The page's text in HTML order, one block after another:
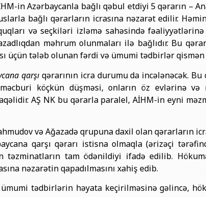
in Azərbaycanla bağlı qəbul etdiyi 5 qərarın –
bağlı qərarların icrasına nəzarət edilir.
və seçkiləri izləmə sahəsində
məhrum olunmaları ilə bağlıdır. Bu
üçün tələb olunan fərdi və ümumi tədbirlər
qarşıqərarının icra durumu da incələnəcək.
köçkün düşməsi, onların öz evlərinə və
AŞ NK bu qərarla paralel, AİHM-in eyni
və Ağazadə qrupuna daxil olan qərarların
qarşı qərarı istisna olmaqla (ərizəçi
təzminatların tam ödənildiyi ifadə edilib.
nəzarətin qapadılmasını xahiş edib.
tədbirlərin həyata keçirilməsinə gəlincə,